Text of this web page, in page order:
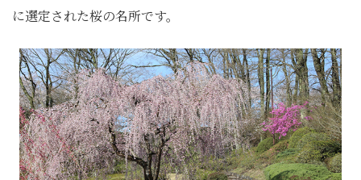
に選定された桜の名所です。